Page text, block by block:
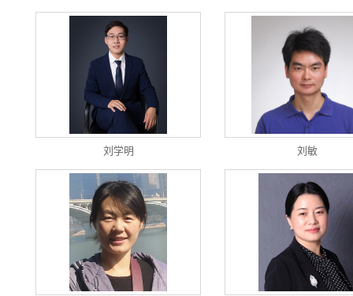
刘学明 刘敏